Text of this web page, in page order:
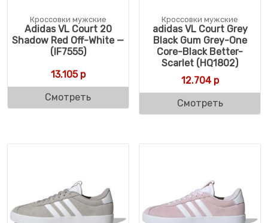
Кроссовки мужские
Adidas VL Court 20
Shadow Red Off-White —
(IF7555)
13.105р
Смотреть
Кроссовки мужские
adidas VL Court Grey
Black Gum Grey-One
Core-Black Better-
Scarlet (HQ1802)
12.704р
Смотреть